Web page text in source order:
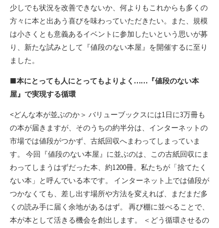
少しでも状況を改善できないか、何よりもこれからも多くの
方々に本と出あう喜びを味わっていただきたい。また、規模
は小さくとも意義あるイベントに参加したいという思いが募
り、新たな試みとして『値段のない本屋』を開催するに至り
ました。
■本にとっても人にとってもよりよく……『値段のない本
屋』で実現する循環
<どんな本が並ぶのか＞ バリューブックスには1日に3万冊も
の本が届きますが、そのうちの約半分は、インターネットの
市場では値段がつかず、古紙回収へまわってしまっていま
す。 今回『値段のない本屋』に並ぶのは、この古紙回収にま
わってしまうはずだった本、約1200冊。私たちが「捨てたく
ない本」と呼んでいる本です。 インターネット上では値段が
つかなくても、差し出す場所や方法を変えれば、まだまだ多
くの読み手に届く余地があるはず。 再び棚に並べることで、
本が本として活きる機会を創出します。 ＜どう循環させるの